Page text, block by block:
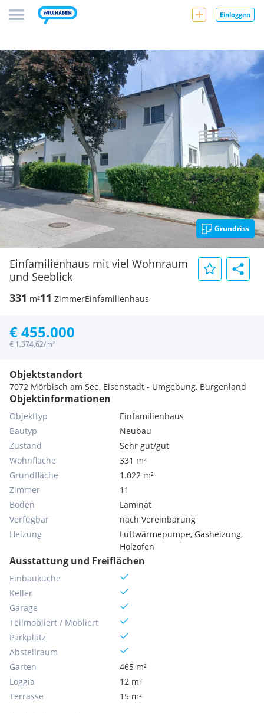
Einloggen
Einfamilienhaus mit viel Wohnraum
und Seeblick
331 m²11 ZimmerEinfamilienhaus
Grundriss
€ 455.000
€ 1.374,62/m²
Objektstandort
7072 Mörbisch am See, Eisenstadt - Umgebung, Burgenland
Objektinformationen
Objekttyp
Einfamilienhaus
Bautyp
Neubau
Zustand
Sehr gut/gut
Wohnfläche
331 m²
Grundfläche
1.022 m²
Zimmer
11
Böden
Laminat
Verfügbar
nach Vereinbarung
Heizung
Luftwärmepumpe, Gasheizung,
Holzofen
Ausstattung und Freiflächen
Einbauküche
Keller
Garage
Teilmöbliert / Möbliert
Parkplatz
Abstellraum
Garten
465 m²
Loggia
12 m²
Terrasse
15 m²